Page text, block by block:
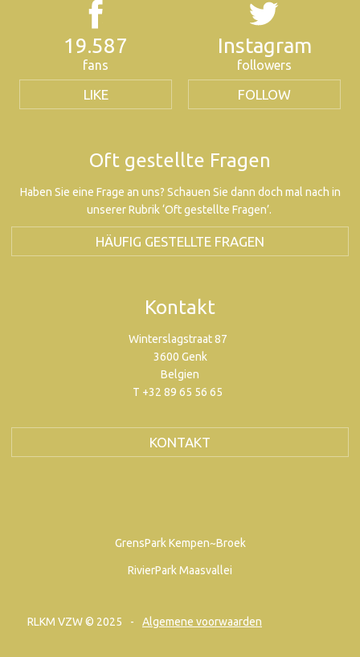
19.587
fans
LIKE
Instagram
followers
FOLLOW
Oft gestellte Fragen
Haben Sie eine Frage an uns? Schauen Sie dann doch mal nach in
unserer Rubrik ‘Oft gestellte Fragen’.
HÄUFIG GESTELLTE FRAGEN
Kontakt
Winterslagstraat 87
3600 Genk
Belgien
T +32 89 65 56 65
KONTAKT
GrensPark Kempen~Broek
RivierPark Maasvallei
RLKM VZW © 2025 Algemene voorwaarden